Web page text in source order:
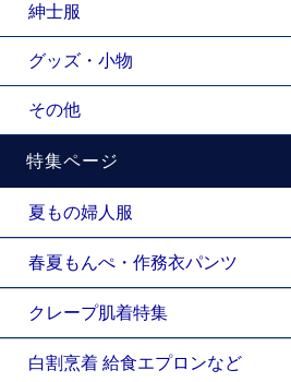
紳士服
グッズ・小物
その他
特集ページ
夏もの婦人服
春夏もんぺ・作務衣パンツ
クレープ肌着特集
白割烹着 給食エプロンなど